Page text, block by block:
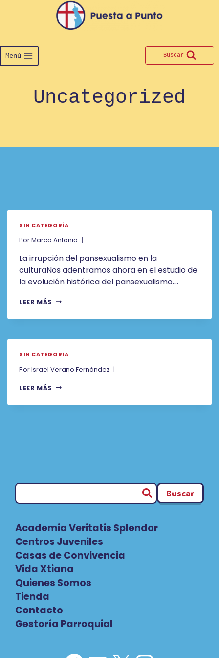
Menú Buscar
Uncategorized
SIN CATEGORÍA
PorMarco Antonio
La irrupción del pansexualismo en la
culturaNos adentramos ahora en el estudio de
la evolución histórica del pansexualismo….
LEER MÁS
SIN CATEGORÍA
PorIsrael Verano Fernández
LEER MÁS
Buscar
Academia Veritatis Splendor
Centros Juveniles
Casas de Convivencia
Vida Xtiana
Quienes Somos
Tienda
Contacto
Gestoría Parroquial